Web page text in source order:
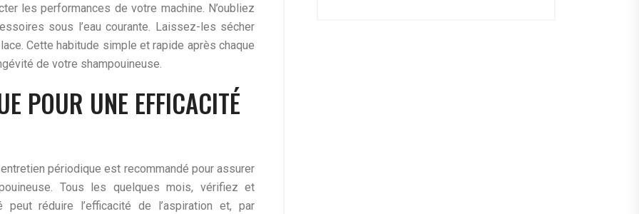
les performances de votre machine. N’oubliez
sous l’eau courante. Laissez-les sécher
Cette habitude simple et rapide après chaque
de votre shampouineuse.
POUR UNE EFFICACITÉ
périodique est recommandé pour assurer
Tous les quelques mois, vérifiez et
réduire l’efficacité de l’aspiration et, par